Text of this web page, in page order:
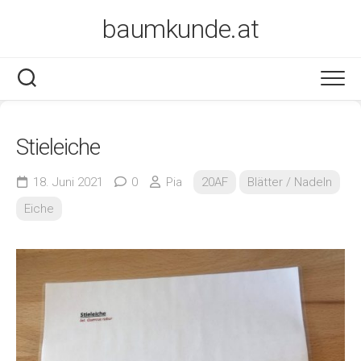
baumkunde.at
Stieleiche
18. Juni 2021 0 Pia 20AF
Blätter / Nadeln
Eiche